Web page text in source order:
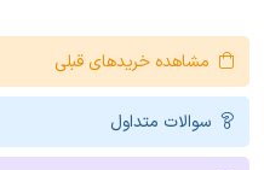
مشاهده خریدهای قبلی
سوالات متداول